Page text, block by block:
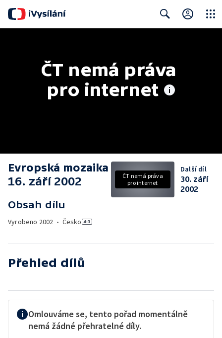
ČT nemá práva
pro internet
Evropská mozaika
16. září 2002
Obsah dílu
Vyrobeno 2002 • Česko
ČT nemá práva
pro internet
Další díl
30. září
2002
Přehled dílů
Omlouváme se, tento pořad momentálně
nemá žádné přehratelné díly.